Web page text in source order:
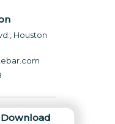
Houston